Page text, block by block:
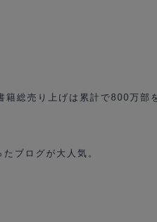
籍総売り上げは累計で800万部
ブログが大人気。